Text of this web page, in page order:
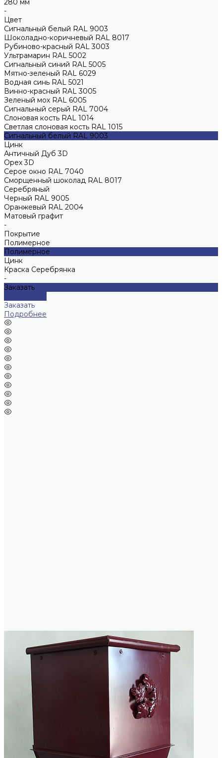
280 мм
-
Цвет
Сигнальный белый RAL 9003
Шоколадно-коричневый RAL 8017
Рубиново-красный RAL 3003
Ультрамарин RAL 5002
Сигнальный синий RAL 5005
Мятно-зеленый RAL 6029
Водная синь RAL 5021
Винно-красный RAL 3005
Зеленый мох RAL 6005
Сигнальный серый RAL 7004
Слоновая кость RAL 1014
Светлая слоновая кость RAL 1015
Сигнальный белый RAL 9003
Цинк
Античный Дуб 3D
Орех 3D
Серое окно RAL 7040
Сморщенный шоколад RAL 8017
Серебряный
Черный RAL 9005
Оранжевый RAL 2004
Матовый графит
-
Покрытие
Полимерное
Полимерное
Цинк
Краска Серебрянка
-
Заказать
Заказать
Подробнее